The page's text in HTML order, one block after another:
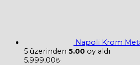
Napoli Krom
5 üzerinden 5.00 oy aldı
5.999,00₺